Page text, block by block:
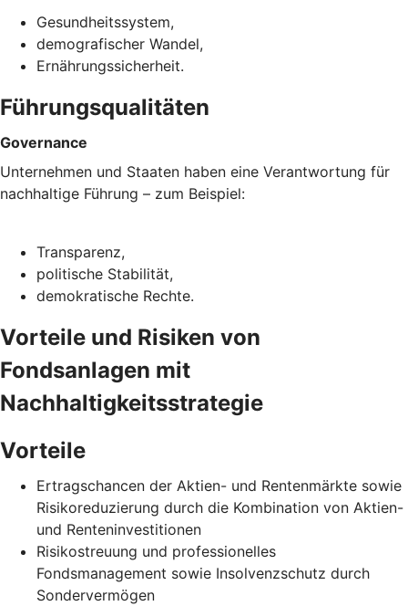
Gesundheitssystem,
demografischer Wandel,
Ernährungssicherheit.
Führungsqualitäten
Governance
Unternehmen und Staaten haben eine Verantwortung für
nachhaltige Führung – zum Beispiel:
Transparenz,
politische Stabilität,
demokratische Rechte.
Vorteile und Risiken von
Fondsanlagen mit
Nachhaltigkeitsstrategie
Vorteile
Ertragschancen der Aktien- und Rentenmärkte sowie
Risikoreduzierung durch die Kombination von Aktien-
und Renteninvestitionen
Risikostreuung und professionelles
Fondsmanagement sowie Insolvenzschutz durch
Sondervermögen